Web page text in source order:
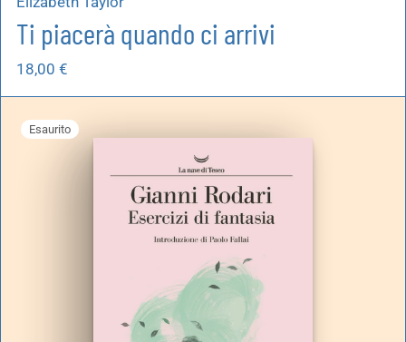
Ti piacerà quando ci arrivi
18,00 €
Esaurito